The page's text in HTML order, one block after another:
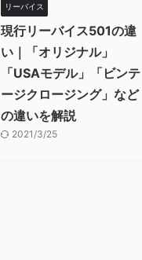
リーバイス
現行リーバイス501の違
い｜「オリジナル」
「USAモデル」「ビンテ
ージクロージング」など
の違いを解説
2021/3/25